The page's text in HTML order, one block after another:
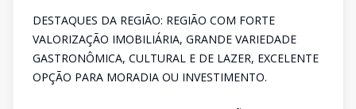
DESTAQUES DA REGIÃO: REGIÃO COM FORTE
VALORIZAÇÃO IMOBILIÁRIA, GRANDE VARIEDADE
GASTRONÔMICA, CULTURAL E DE LAZER, EXCELENTE
OPÇÃO PARA MORADIA OU INVESTIMENTO.